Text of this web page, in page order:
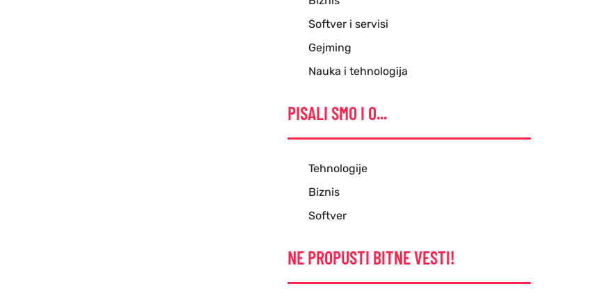
Softver i servisi
Gejming
Nauka i tehnologija
PISALI SMO I O...
Tehnologije
Biznis
Softver
NE PROPUSTI BITNE VESTI!